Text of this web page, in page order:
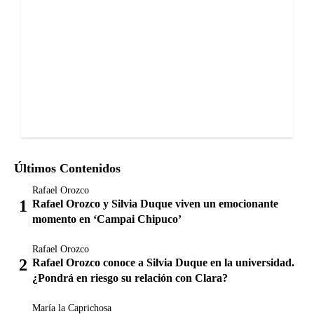
Últimos Contenidos
Rafael Orozco
Rafael Orozco y Silvia Duque viven un emocionante
momento en ‘Campai Chipuco’
Rafael Orozco
Rafael Orozco conoce a Silvia Duque en la universidad.
¿Pondrá en riesgo su relación con Clara?
María la Caprichosa